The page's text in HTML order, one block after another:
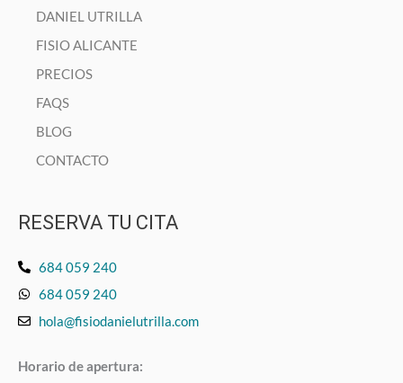
DANIEL UTRILLA
FISIO ALICANTE
PRECIOS
FAQS
BLOG
CONTACTO
RESERVA TU CITA
684 059 240
684 059 240
hola@fisiodanielutrilla.com
Horario de apertura: